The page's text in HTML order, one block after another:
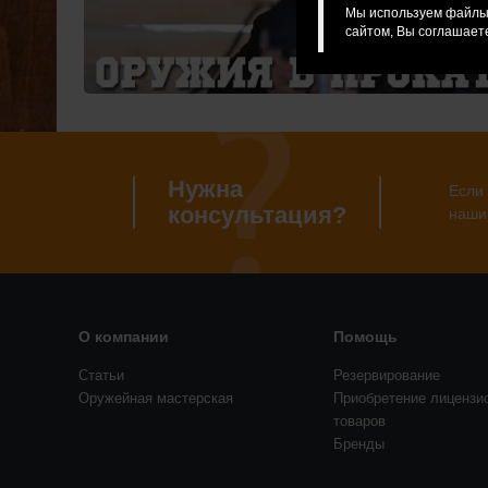
Мы используем
сайтом, Вы
Нужна
консультация?
Если
О компании
Статьи
Оружейная мастерская
Помощь
Резервирование
Приобретение
товаров
Бренды